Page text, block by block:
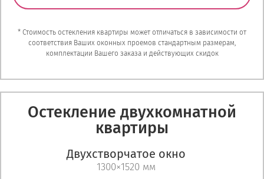
* Стоимость остекления квартиры может отличаться в зависимости от
соответствия Ваших оконных проемов стандартным размерам,
комплектации Вашего заказа и действующих скидок
Остекление двухкомнатной
квартиры
Двухстворчатое окно
1300×1520 мм